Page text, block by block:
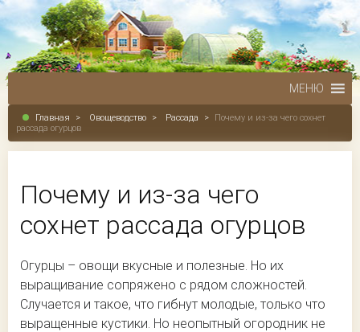
МЕНЮ
Главная > Овощеводство > Рассада >
Почему и из-за чего сохнет
рассада огурцов
Почему и из-за чего
сохнет рассада огурцов
Огурцы – овощи вкусные и полезные. Но их
выращивание сопряжено с рядом сложностей.
Случается и такое, что гибнут молодые, только что
выращенные кустики. Но неопытный огородник не